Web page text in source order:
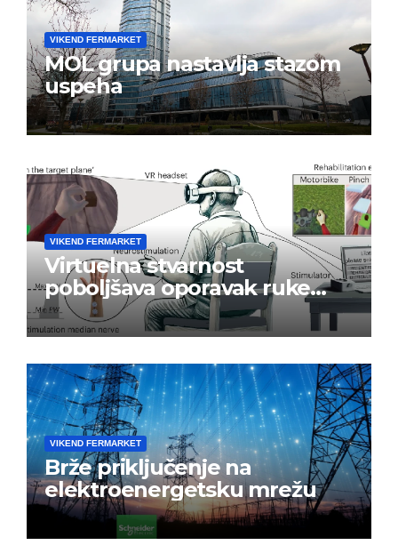
VIKEND FERMARKET
MOL grupa nastavlja stazom
uspeha
VIKEND FERMARKET
Virtuelna stvarnost
poboljšava oporavak ruke
nakon moždanog udara
VIKEND FERMARKET
Brže priključenje na
elektroenergetsku mrežu